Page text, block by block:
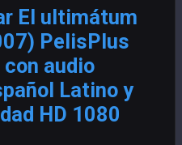
El ultimátum
PelisPlus
con audio
Latino y
HD 1080